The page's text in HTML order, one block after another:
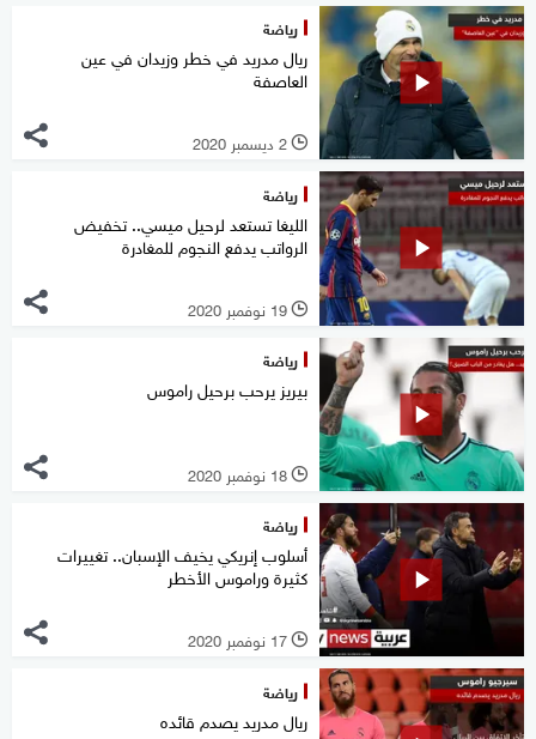
رياضة
ريال مدريد في خطر وزيدان في عين
العاصفة
l 2 ديسمبر 2020
رياضة
الليغا تستعد لرحيل ميسي.. تخفيض
الرواتب يدفع النجوم للمغادرة
l 19 نوفمبر 2020
رياضة
بيريز يرحب برحيل راموس
l 18 نوفمبر 2020
رياضة
أسلوب إنريكي يخيف الإسبان.. تغييرات
كثيرة وراموس الأخطر
l 17 نوفمبر 2020
رياضة
ريال مدريد يصدم قائده